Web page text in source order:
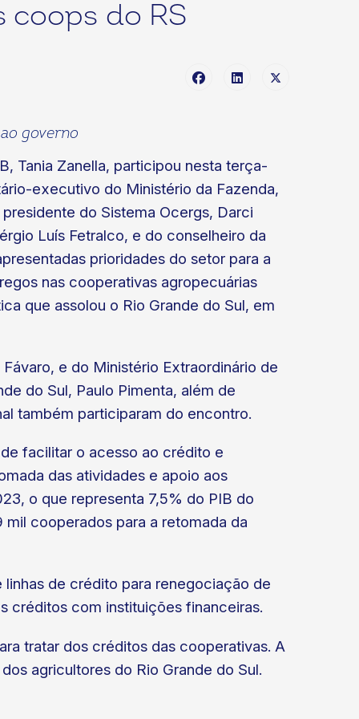
coops do RS
governo
Tania Zanella, participou nesta terça-
executivo do Ministério da Fazenda,
do Sistema Ocergs, Darci
Luís Fetralco, e do conselheiro da
prioridades do setor para a
nas cooperativas agropecuárias
que assolou o Rio Grande do Sul, em
e do Ministério Extraordinário de
do Sul, Paulo Pimenta, além de
também participaram do encontro.
facilitar o acesso ao crédito e
das atividades e apoio aos
o que representa 7,5% do PIB do
cooperados para a retomada da
de crédito para renegociação de
créditos com instituições financeiras.
tratar dos créditos das cooperativas. A
agricultores do Rio Grande do Sul.